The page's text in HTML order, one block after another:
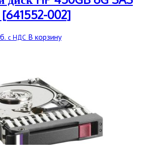
002]
с НДС В корзину